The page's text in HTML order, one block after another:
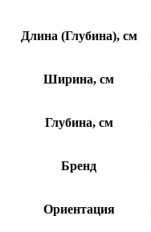
Длина (Глубина), см
Ширина, см
Глубина, см
Бренд
Ориентация